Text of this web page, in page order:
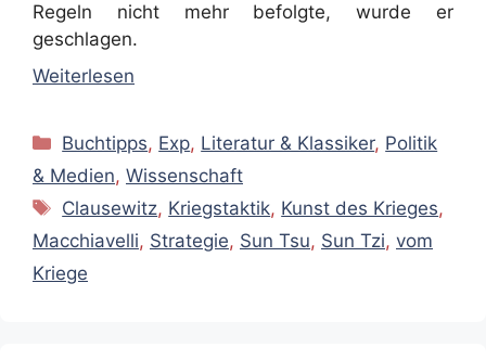
Regeln nicht mehr befolgte, wurde er
geschlagen.
Weiterlesen
Kategorien
Buchtipps, Exp, Literatur & Klassiker, Politik
& Medien, Wissenschaft
Schlagwörter
Clausewitz, Kriegstaktik, Kunst des Krieges,
Macchiavelli, Strategie, Sun Tsu, Sun Tzi, vom
Kriege